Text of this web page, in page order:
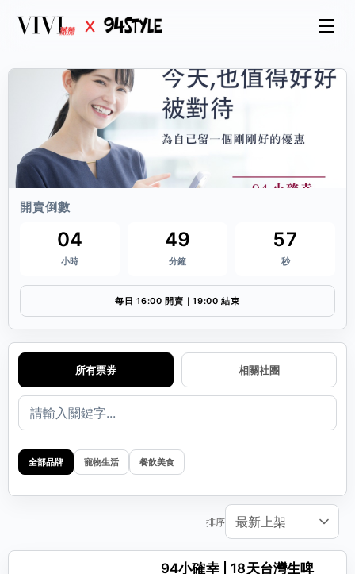
開賣倒數
04
小時
49
分鐘
57
秒
每日 16:00 開賣｜19:00 結束
所有票券 相關社團
全部品牌 寵物生活 餐飲美食
排序
94小確幸 | 18天台灣生啤